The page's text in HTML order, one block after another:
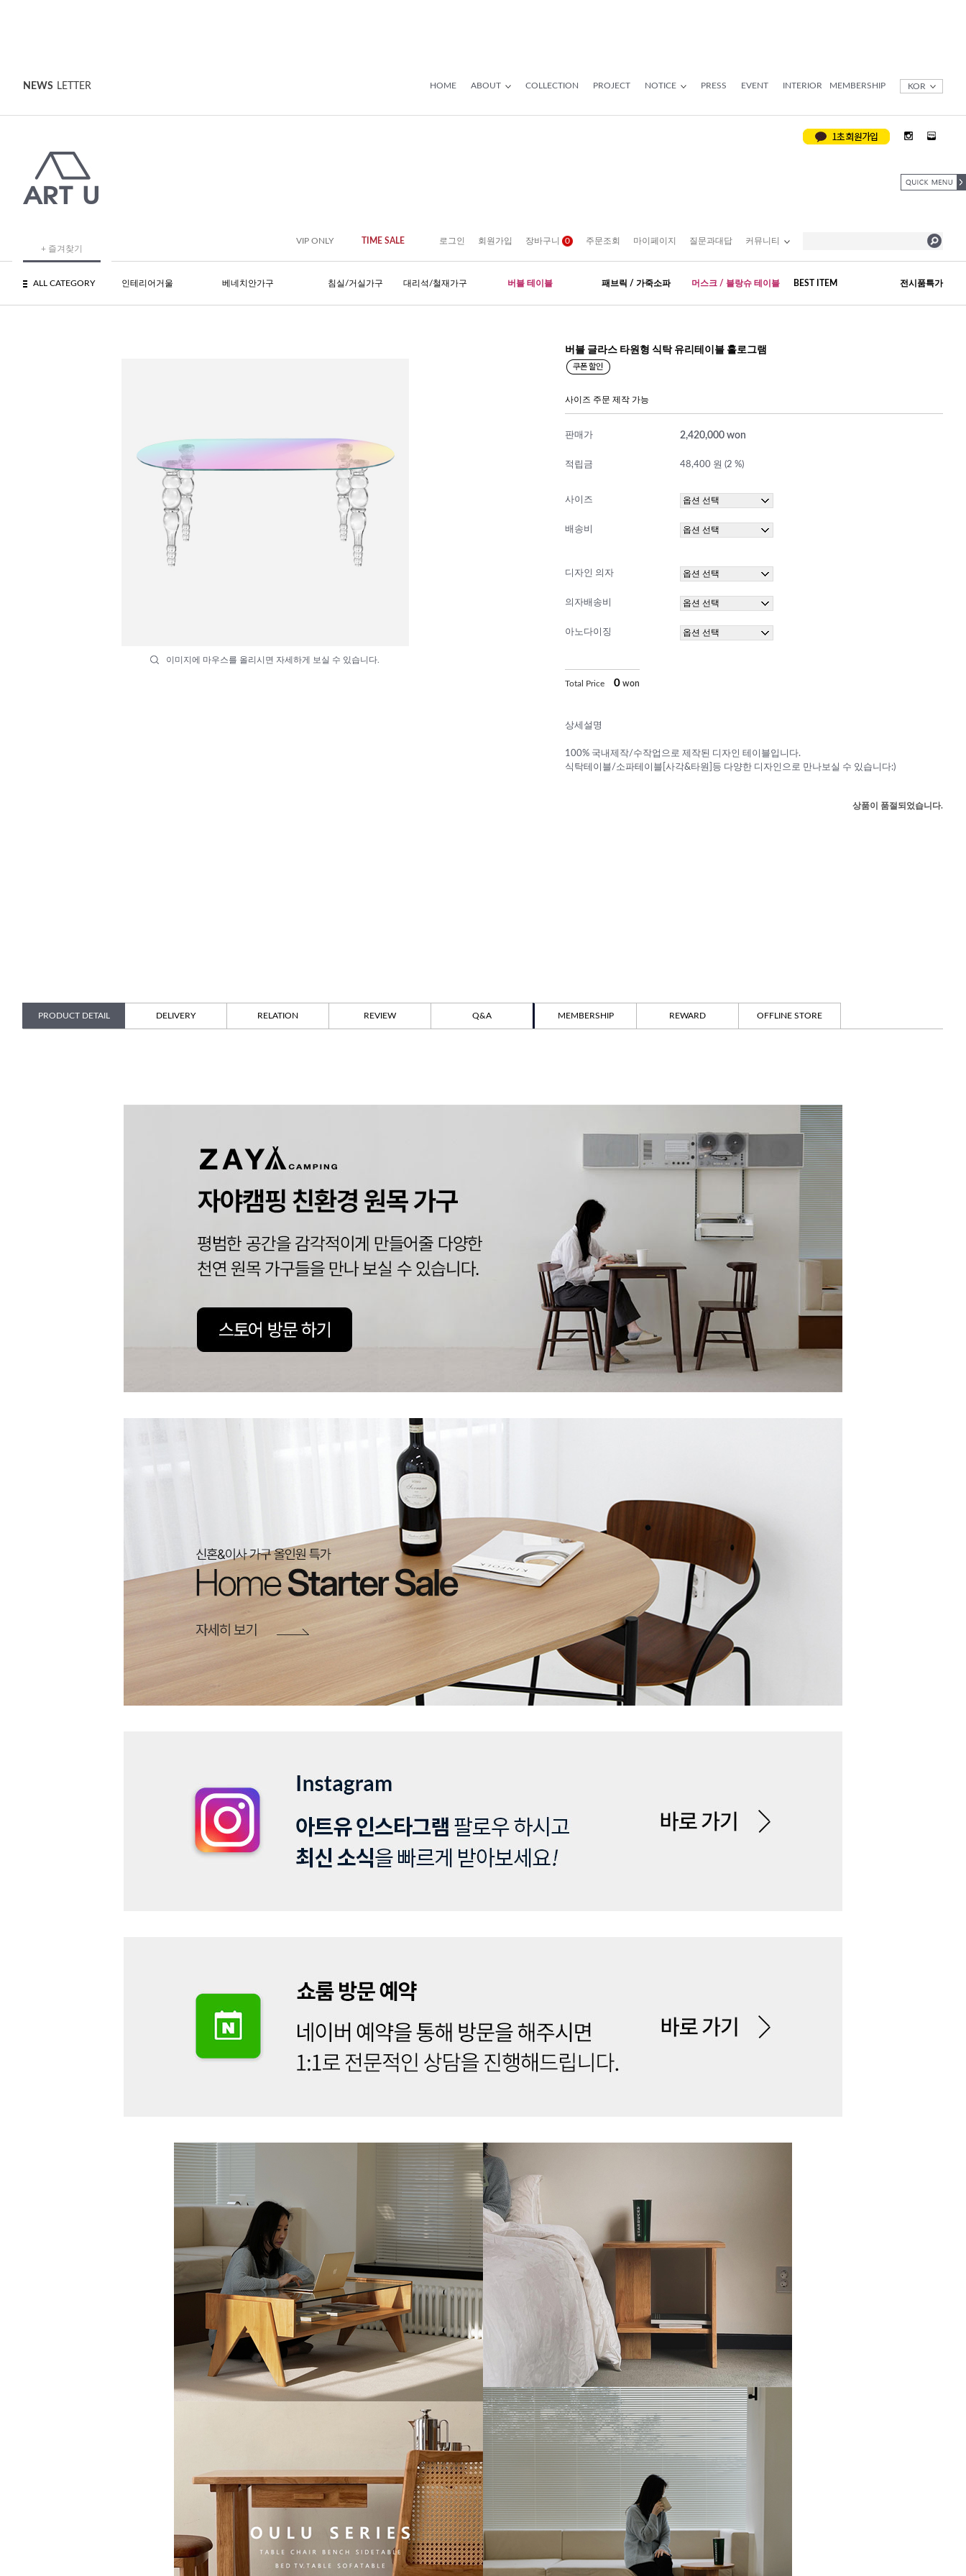
NEWS LETTER HOME ABOUT COLLECTION PROJECT NOTICE PRESS EVENT INTERIOR MEMBERSHIP KOR
+ 즐겨찾기
VIP ONLY TIME SALE 로그인 회원가입 장바구니 0 주문조회 마이페이지 질문과대답 커뮤니티
ALL CATEGORY 인테리어거울 베네치안가구 침실/거실가구 대리석/철재가구 버블 테이블 패브릭 / 가죽소파 머스크 / 블랑슈 테이블 BEST ITEM 전시품특가
이미지에 마우스를 올리시면 자세하게 보실 수 있습니다.
버블 글라스 타원형 식탁 유리테이블 홀로그램
사이즈 주문 제작 가능
판매가 2,420,000 won
적립금 48,400 원 (2 %)
사이즈
배송비
디자인 의자
의자배송비
아노다이징
Total Price 0 won
상세설명
100% 국내제작/수작업으로 제작된 디자인 테이블입니다.
식탁테이블/소파테이블[사각&타원]등 다양한 디자인으로 만나보실 수 있습니다:)
상품이 품절되었습니다.
PRODUCT DETAIL DELIVERY RELATION REVIEW Q&A MEMBERSHIP REWARD OFFLINE STORE